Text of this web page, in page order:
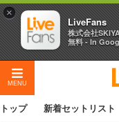
MENU
トップ 新着セットリスト
×
LiveFans
株式会社
無料 - In